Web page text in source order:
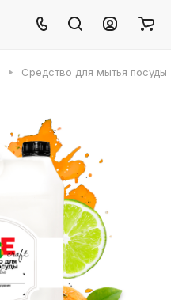
Средство для мытья посуды